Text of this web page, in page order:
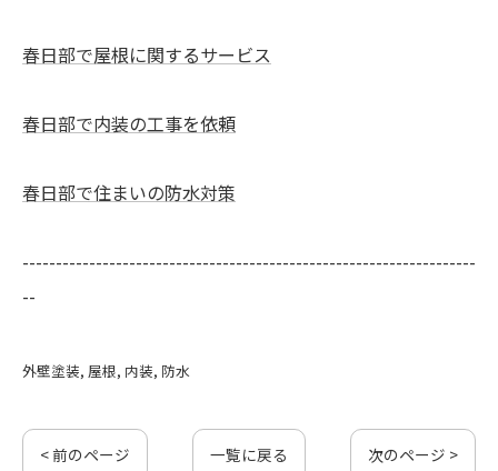
春日部で屋根に関するサービス
春日部で内装の工事を依頼
春日部で住まいの防水対策
--------------------------------------------------------------------
--
外壁塗装 屋根 内装 防水
< 前のページ 一覧に戻る 次のページ >